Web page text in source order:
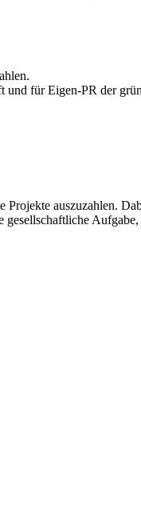
und für Eigen-PR der
auszuzahlen.
Aufgabe,